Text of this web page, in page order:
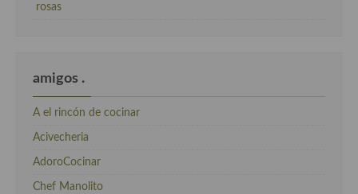
rosas
amigos .
A el rincón de cocinar
Acivecheria
AdoroCocinar
Chef Manolito